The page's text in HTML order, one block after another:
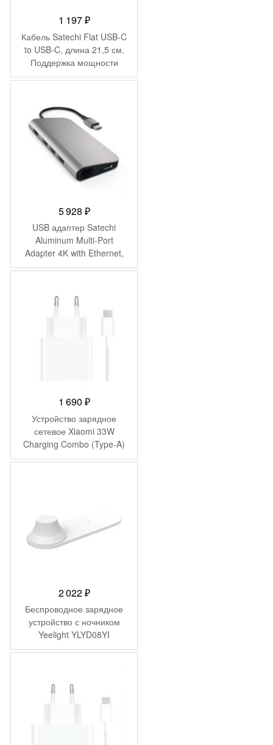
1 197₽
Кабель Satechi Flat USB-C
to USB-C, длина 21,5 см.
Поддержка мощности
100Вт. Цвет: серый космос
5 928 ₽
USB адаптер Satechi
Aluminum Multi-Port
Adapter 4K with Ethernet,
серый космос
1 690 ₽
Устройство зарядное
сетевое Xiaomi 33W
Charging Combo (Type-A)
MDY-11-EZ (BHR6039EU)
2 022₽
Беспроводное зарядное
устройство с ночником
Yeelight YLYD08YI